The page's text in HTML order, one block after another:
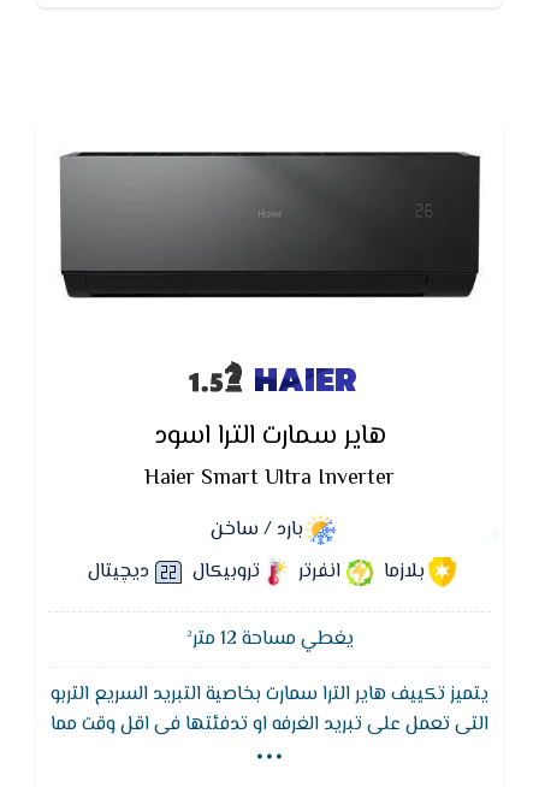
HAIER
هاير سمارت الترا اسود
Haier Smart Ultra Inverter
بارد / ساخن
بلازما
انفرتر تروبيكال ديچيتال
يغطي مساحة 12 متر²
يتميز تكييف هاير الترا سمارت بخاصية التبريد السريع التربو
التى تعمل على تبريد الغرفه او تدفئتها فى اقل وقت مما
يؤدى إلى استهلاك كهرباء اقل ويتميز ايضا تكييف هاير
...